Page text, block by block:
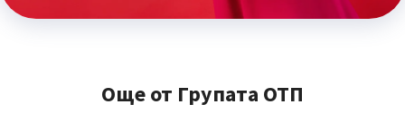
Още от Групата ОТП